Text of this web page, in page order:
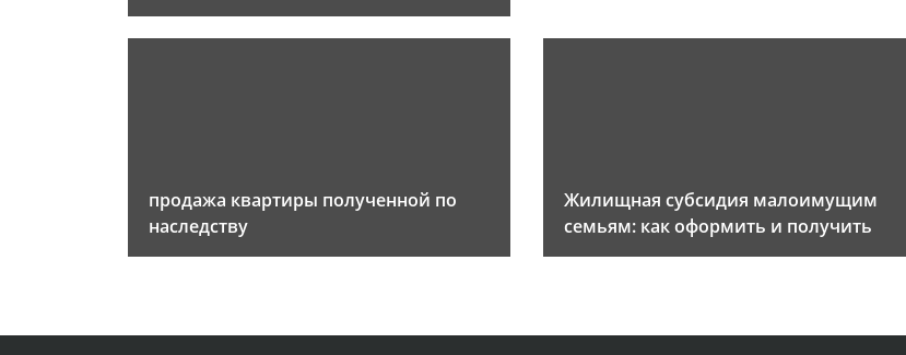
продажа квартиры полученной по
наследству
Жилищная субсидия малоимущим
семьям: как оформить и получить